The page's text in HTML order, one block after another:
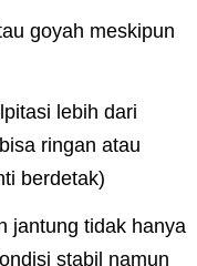
goyah meskipun
lebih dari
ringan atau
berdetak)
jantung tidak hanya
stabil namun